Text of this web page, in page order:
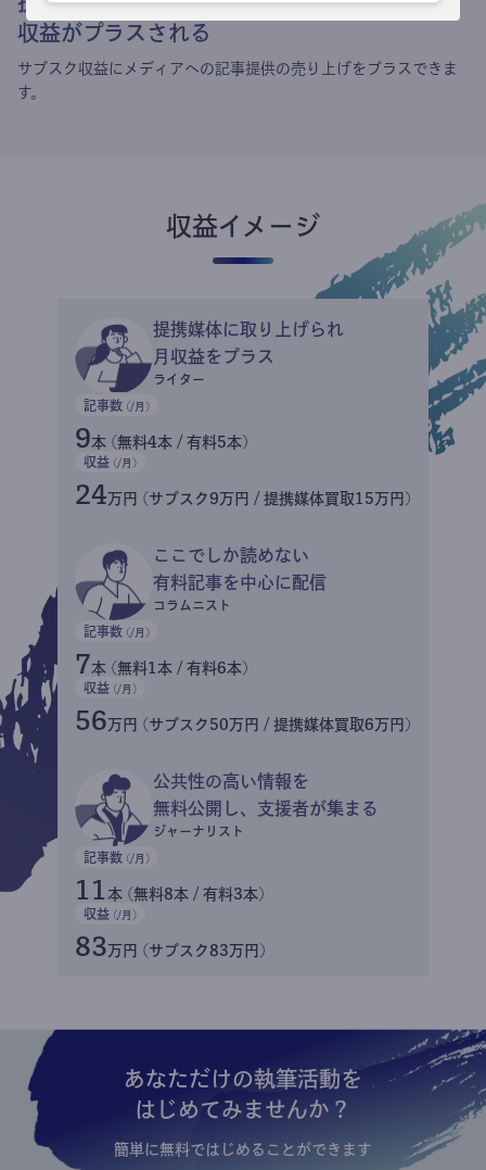
収益がプラスされる
サブスク収益にメディアへの記事提供の売り上げをプラスできま
す。
収益イメージ
提携媒体に取り上げられ
月収益をプラス
ライター
記事数 (/月)
9本 (無料4本 / 有料5本)
収益 (/月)
24万円 (サブスク9万円 / 提携媒体買取15万円)
ここでしか読めない
有料記事を中心に配信
コラムニスト
記事数 (/月)
7本 (無料1本 / 有料6本)
収益 (/月)
56万円 (サブスク50万円 / 提携媒体買取6万円)
公共性の高い情報を
無料公開し、支援者が集まる
ジャーナリスト
記事数 (/月)
11 本 (無料8本 / 有料3本)
収益 (/月)
83万円 (サブスク83万円)
あなただけの執筆活動を
はじめてみませんか？
簡単に無料ではじめることができます